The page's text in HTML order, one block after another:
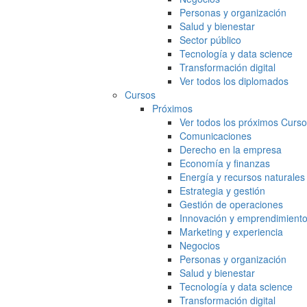
Personas y organización
Salud y bienestar
Sector público
Tecnología y data science
Transformación digital
Ver todos los diplomados
Cursos
Próximos
Ver todos los próximos
Comunicaciones
Derecho en la empresa
Economía y finanzas
Energía y recursos naturales
Estrategia y gestión
Gestión de operaciones
Innovación y emprendimiento
Marketing y experiencia
Negocios
Personas y organización
Salud y bienestar
Tecnología y data science
Transformación digital